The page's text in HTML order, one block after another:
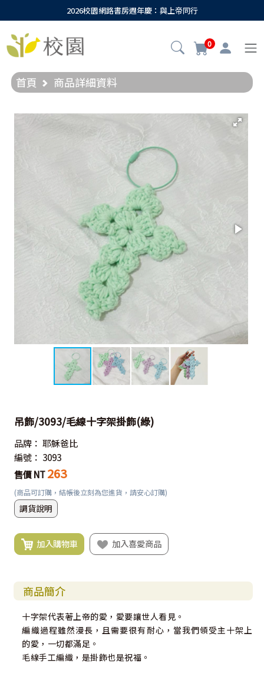
2026校園網路書房週年慶：與上帝同行
0
首頁 商品詳細資料
吊飾/3093/毛線十字架掛飾(綠)
品牌： 耶穌爸比
編號： 3093
售價 NT 263
(商品可訂購，結帳後立刻為您進貨，請安心訂購)
調貨說明
加入購物車 加入喜愛商品
商品簡介
十字架代表著上帝的愛，愛要讓世人看見。
編織過程雖然漫長，且需要很有耐心，當我們領受主十架上
的愛，一切都滿足。
毛線手工編織，是掛飾也是祝福。